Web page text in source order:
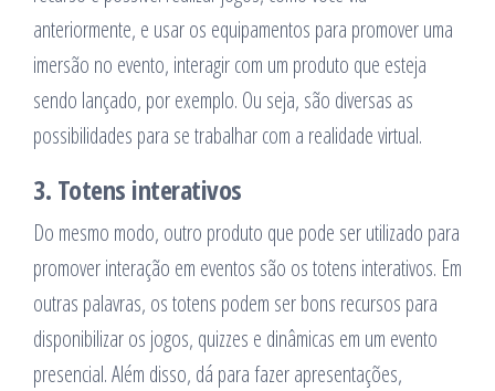
anteriormente, e usar os equipamentos para promover uma
imersão no evento, interagir com um produto que esteja
sendo lançado, por exemplo. Ou seja, são diversas as
possibilidades para se trabalhar com a realidade virtual.
3. Totens interativos
Do mesmo modo, outro produto que pode ser utilizado para
promover interação em eventos são os totens interativos. Em
outras palavras, os totens podem ser bons recursos para
disponibilizar os jogos, quizzes e dinâmicas em um evento
presencial. Além disso, dá para fazer apresentações,